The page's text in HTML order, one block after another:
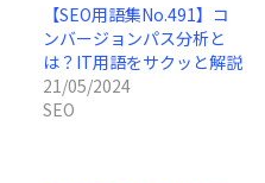
【SEO用語集No.491】コ
ンバージョンパス分析と
は？IT用語をサクッと解説
21/05/2024
SEO